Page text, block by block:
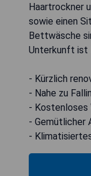
Haartrockner
sowie einen
Bettwäsche
Unterkunft ist
- Kürzlich
- Nahe zu
- Kostenloses
- Gemütlicher
-